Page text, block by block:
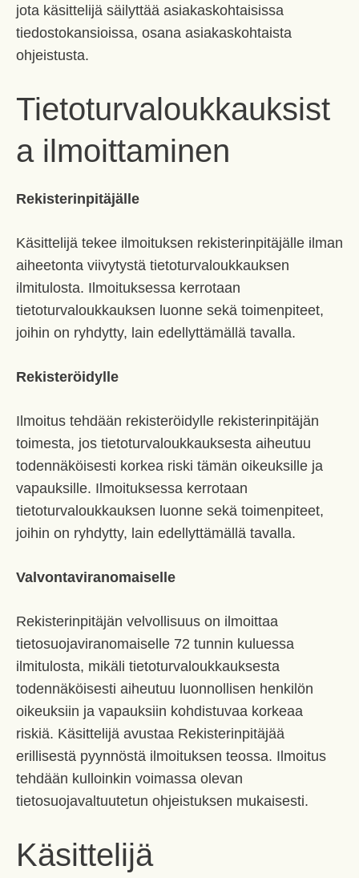
jota käsittelijä säilyttää asiakaskohtaisissa
tiedostokansioissa, osana asiakaskohtaista
ohjeistusta.
Tietoturvaloukkauksist
a ilmoittaminen
Rekisterinpitäjälle
Käsittelijä tekee ilmoituksen rekisterinpitäjälle ilman
aiheetonta viivytystä tietoturvaloukkauksen
ilmitulosta. Ilmoituksessa kerrotaan
tietoturvaloukkauksen luonne sekä toimenpiteet,
joihin on ryhdytty, lain edellyttämällä tavalla.
Rekisteröidylle
Ilmoitus tehdään rekisteröidylle rekisterinpitäjän
toimesta, jos tietoturvaloukkauksesta aiheutuu
todennäköisesti korkea riski tämän oikeuksille ja
vapauksille. Ilmoituksessa kerrotaan
tietoturvaloukkauksen luonne sekä toimenpiteet,
joihin on ryhdytty, lain edellyttämällä tavalla.
Valvontaviranomaiselle
Rekisterinpitäjän velvollisuus on ilmoittaa
tietosuojaviranomaiselle 72 tunnin kuluessa
ilmitulosta, mikäli tietoturvaloukkauksesta
todennäköisesti aiheutuu luonnollisen henkilön
oikeuksiin ja vapauksiin kohdistuvaa korkeaa
riskiä. Käsittelijä avustaa Rekisterinpitäjää
erillisestä pyynnöstä ilmoituksen teossa. Ilmoitus
tehdään kulloinkin voimassa olevan
tietosuojavaltuutetun ohjeistuksen mukaisesti.
Käsittelijä